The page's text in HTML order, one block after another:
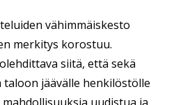
vähimmäiskesto
merkitys korostuu.
siitä, että sekä
jäävälle henkilöstölle